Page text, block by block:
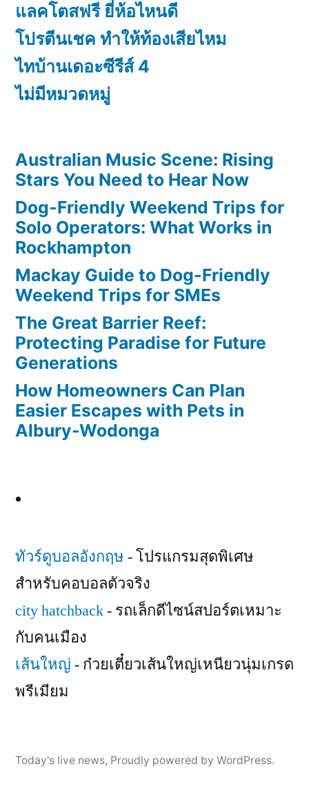
แลคโตสฟรี ยี่ห้อไหนดี
โปรตีนเชค ทำให้ท้องเสียไหม
ไทบ้านเดอะซีรีส์ 4
ไม่มีหมวดหมู่
Australian Music Scene: Rising
Stars You Need to Hear Now
Dog-Friendly Weekend Trips for
Solo Operators: What Works in
Rockhampton
Mackay Guide to Dog-Friendly
Weekend Trips for SMEs
The Great Barrier Reef:
Protecting Paradise for Future
Generations
How Homeowners Can Plan
Easier Escapes with Pets in
Albury-Wodonga
ทัวร์ดูบอลอังกฤษ - โปรแกรมสุดพิเศษ
สำหรับคอบอลตัวจริง
city hatchback- รถเล็กดีไซน์สปอร์ตเหมาะ
กับคนเมือง
เส้นใหญ่ - ก๋วยเตี๋ยวเส้นใหญ่เหนียวนุ่มเกรด
พรีเมียม
Today's live news, Proudly powered by WordPress.